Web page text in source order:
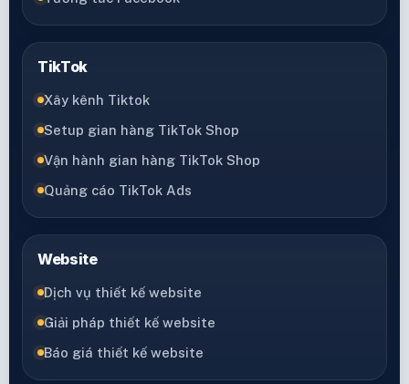
TikTok
Xây kênh Tiktok
Setup gian hàng TikTok Shop
Vận hành gian hàng TikTok Shop
Quảng cáo TikTok Ads
Website
Dịch vụ thiết kế website
Giải pháp thiết kế website
Báo giá thiết kế website